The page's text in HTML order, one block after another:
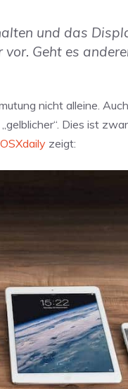
und das
Geht es
nicht alleine.
Dies ist
OSXdaily zeigt: